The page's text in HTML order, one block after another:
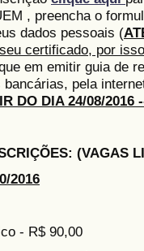
, preencha o
dados pessoais (
certificado, por
em emitir guia de
bancárias, pela
DO DIA 24/08/2016
(VAGAS
2016
- R$ 90,00